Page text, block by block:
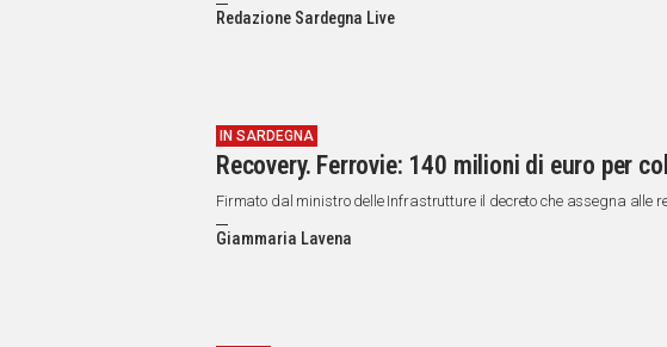
Redazione Sardegna Live
IN SARDEGNA
Recovery. Ferrovie: 140 milioni di euro per
Firmato dal ministro delle Infrastrutture il decreto che assegna alle
Giammaria Lavena